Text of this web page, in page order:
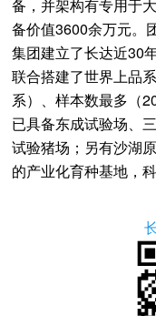
备，并架构有专用于
备价值3600余万元。
集团建立了长达近30
联合搭建了世界上品
系）、样本数最多（
已具备东成试验场、
试验猪场；另有沙湖
的产业化育种基地，